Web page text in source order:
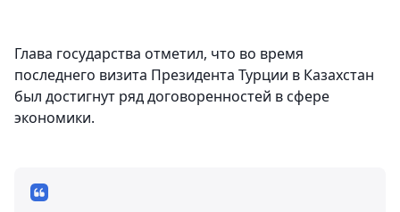
Глава государства отметил, что во время
последнего визита Президента Турции в Казахстан
был достигнут ряд договоренностей в сфере
экономики.